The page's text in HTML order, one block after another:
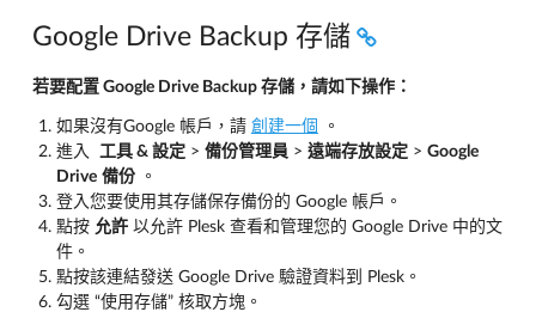
Google Drive Backup 存儲
若要配置 Google Drive Backup 存儲，請如下操作：
如果沒有Google 帳戶，請 創建一個
。
進入 工具 & 設定 > 備份管理員 > 遠端存放設定 > Google
Drive 備份 。
登入您要使用其存儲保存備份的 Google 帳戶。
點按 允許 以允許 Plesk 查看和管理您的 Google Drive 中的文
件。
點按該連結發送 Google Drive 驗證資料到 Plesk。
勾選 “使用存儲” 核取方塊。